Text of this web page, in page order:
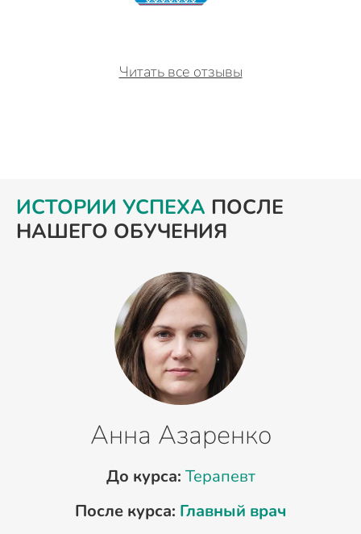
Читать все отзывы
ИСТОРИИ УСПЕХА ПОСЛЕ
НАШЕГО ОБУЧЕНИЯ
Анна Азаренко
До курса: Терапевт
После курса: Главный врач